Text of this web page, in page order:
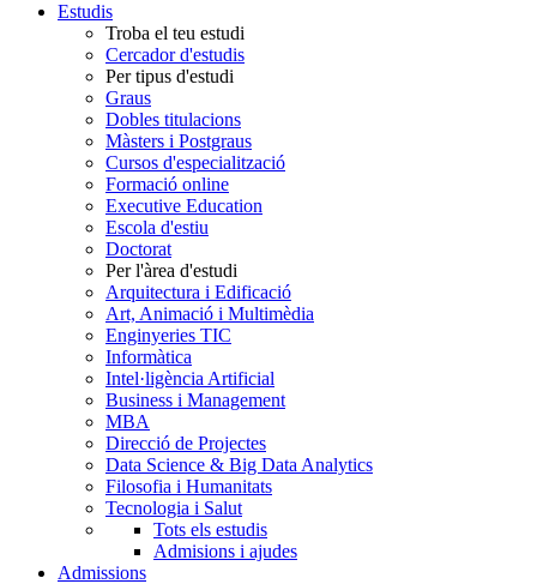
Estudis
Troba el teu estudi
Cercador d'estudis
Per tipus d'estudi
Graus
Dobles titulacions
Màsters i Postgraus
Cursos d'especialització
Formació online
Executive Education
Escola d'estiu
Doctorat
Per l'àrea d'estudi
Arquitectura i Edificació
Art, Animació i Multimèdia
Enginyeries TIC
Informàtica
Intel·ligència Artificial
Business i Management
MBA
Direcció de Projectes
Data Science & Big Data Analytics
Filosofia i Humanitats
Tecnologia i Salut
Tots els estudis
Admisions i ajudes
Admissions